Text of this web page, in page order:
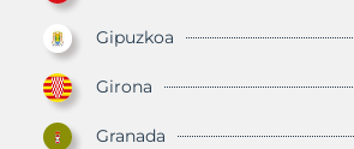
Gipuzkoa
Girona
Granada